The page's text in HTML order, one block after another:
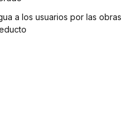
a los usuarios por las obras